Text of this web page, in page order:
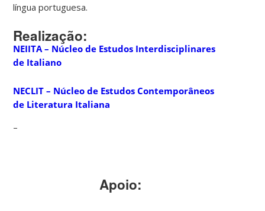
língua portuguesa.
Realização:
NEIITA – Núcleo de Estudos Interdisciplinares
de Italiano
NECLIT – Núcleo de Estudos Contemporâneos
de Literatura Italiana
–
Apoio: